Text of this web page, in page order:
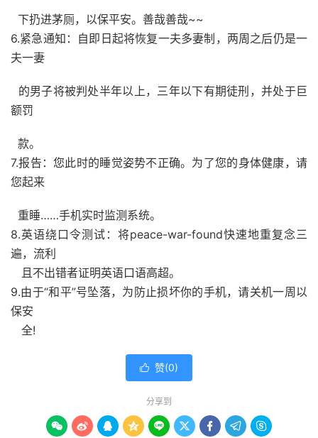
下扔进茅厕，以保平安。善哉善哉~~
6.紧急通知：自即日起将恢复一夫多妻制，两周之后仍是一
夫一妻
的男子将被判处半年以上，三年以下有期徒刑，并处于巨
额罚
款。
7.报告：您此时的睡觉姿势不正确。为了您的身体健康，请
您起来
重睡……手机实时监测系统。
8.英语绕口令测试：将peace-war-found快速地重复念三
遍，流利
且不出错者证明英语口语高超。
9.由于“和平”号坠落，为防止损坏你的手机，请关机一周以
保安
全!
 赞(0)
分享到
        